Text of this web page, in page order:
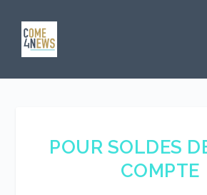
POUR SOLDES
COMPTE